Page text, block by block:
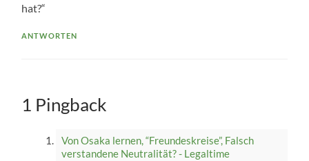
hat?“
ANTWORTEN
1 Pingback
Von Osaka lernen, “Freundeskreise”, Falsch
verstandene Neutralität? - Legaltime